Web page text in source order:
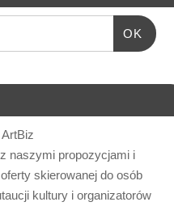
OK
naszymi propozycjami i
skierowanej do osób
kultury i organizatorów